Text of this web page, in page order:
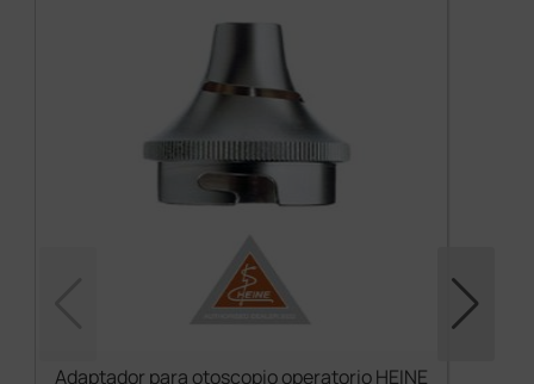
Adaptador para otoscopio operatorio HEINE